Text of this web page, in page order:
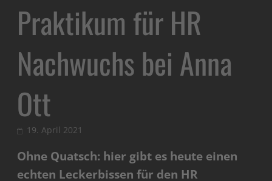
Praktikum für HR
Nachwuchs bei Anna
Ott
19. April 2021
Ohne Quatsch: hier gibt es heute einen
echten Leckerbissen für den HR